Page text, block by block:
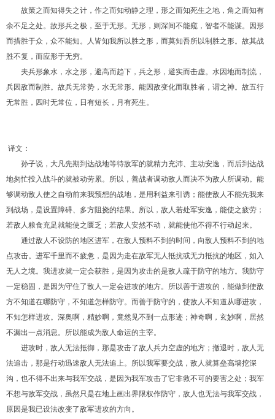
故策之而知得失之计，作之而知动静之理，形之而知死生之地，角之而知有
余不足之处。故形兵之极，至于无形。无形，则深间不能窥，智者不能谋。因形
而措胜于众，众不能知。人皆知我所以胜之形，而莫知吾所以制胜之形。故其战
胜不复，而应形于无穷。
夫兵形象水，水之形，避高而趋下，兵之形，避实而击虚。水因地而制流，
兵因敌而制胜。故兵无常势，水无常形。能因敌变化而取胜者，谓之神。故五行
无常胜，四时无常位，日有短长，月有死生。
译文：
孙子说，大凡先期到达战地等待敌军的就精力充沛、主动安逸，而后到达战
地匆忙投入战斗的就被动劳累。所以，善战者调动敌人而决不为敌人所调动。能
够调动敌人使之自动前来我预想的战地，是用利益来引诱；能使敌人不能先我来
到战场，是设置障碍、多方阻挠的结果。所以，敌人若处军安逸，能使之疲劳；
若敌人粮食充足就能使之匮乏；若敌人安然不动，就能使他不得不行动起来。
通过敌人不设防的地区进军，在敌人预料不到的时间，向敌人预料不到的地
点攻击。进军千里而不疲惫，是因为走在敌军无人抵抗或无力抵抗的地区，如入
无人之境。我进攻就一定会获胜，是因为攻击的是敌人疏于防守的地方。我防守
一定稳固，是因为守住了敌人一定会进攻的地方。所以善于进攻的，能做到使敌
方不知道在哪防守，不知道怎样防守。而善于防守的，使敌人不知道从哪进攻，
不知怎样进攻。深奥啊，精妙啊，竟然见不到一点形迹；神奇啊，玄妙啊，居然
不漏出一点消息。所以能成为敌人命运的主宰。
进攻时，敌人无法抵御，那是攻击了敌人兵力空虚的地方；撤退时，敌人无
法追击，那是行动迅速敌人无法追上。所以我军要交战，敌人就算垒高墙挖深
沟，也不得不出来与我军交战，是因为我军攻击了它非救不可的要害之处；我军
不想与敌军交战，虽然只是在地上画出界限权作防守，敌人也无法与我军交战，
原因是我已设法改变了敌军进攻的方向。